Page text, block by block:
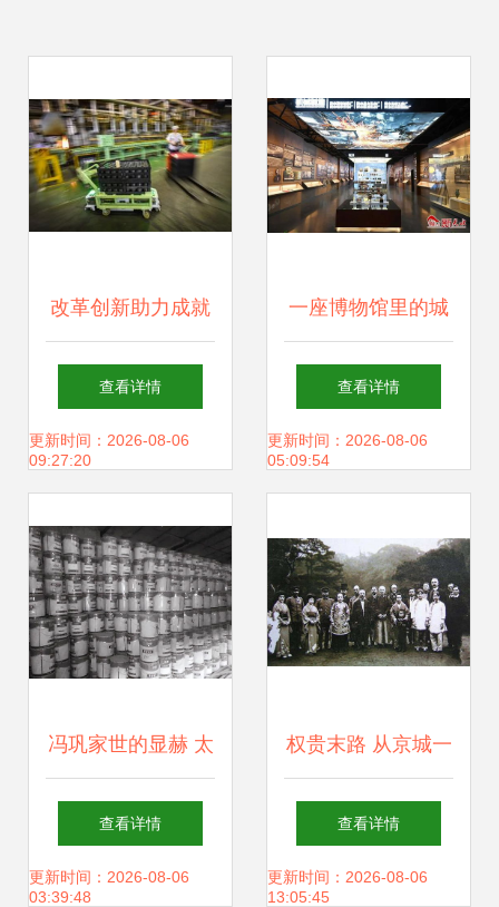
改革创新助力成就
珠江奇迹兴办实业
查看详情
更新时间：2026-08-06
09:27:20
一座博物馆里的城
市百年工业史——
初探建设正酣的天
查看详情
更新时间：2026-08-06
05:09:54
冯巩家世的显赫 太
爷爷曾任民国大总
统，爷爷名气不大
查看详情
更新时间：2026-08-06
03:39:48
权贵末路 从京城一
霸到街头赢家一夕
幻灭，晚年孤独反
查看详情
更新时间：2026-08-06
13:05:45